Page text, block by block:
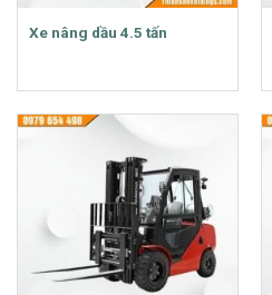
Xe nâng dầu 4.5 tấn